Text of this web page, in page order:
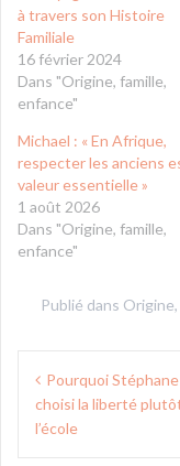
à travers son Histoire
Familiale
16 février 2024
Dans "Origine, famille,
enfance"
Michael : « En Afrique,
respecter les anciens
valeur essentielle »
1 août 2026
Dans "Origine, famille,
enfance"
Publié dans
Navigation
de
l’article
Pourquoi Stéphane
choisi la liberté
l’école